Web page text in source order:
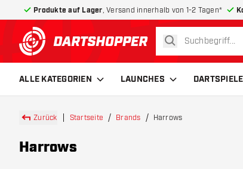
Produkte auf Lager , Versand innerhalb von 1-2 Tagen*
zurück zur Startseite
suchen
ALLE KATEGORIEN LAUNCHES
Zurück Startseite Brands Harrows
Harrows